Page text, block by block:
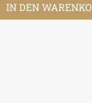
IN DEN